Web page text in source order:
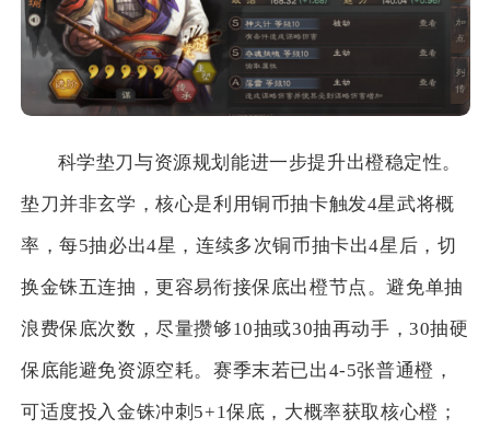
科学垫刀与资源规划能进一步提升出橙稳定性。
垫刀并非玄学，核心是利用铜币抽卡触发4星武将概
率，每5抽必出4星，连续多次铜币抽卡出4星后，切
换金铢五连抽，更容易衔接保底出橙节点。避免单抽
浪费保底次数，尽量攒够10抽或30抽再动手，30抽硬
保底能避免资源空耗。赛季末若已出4-5张普通橙，
可适度投入金铢冲刺5+1保底，大概率获取核心橙；